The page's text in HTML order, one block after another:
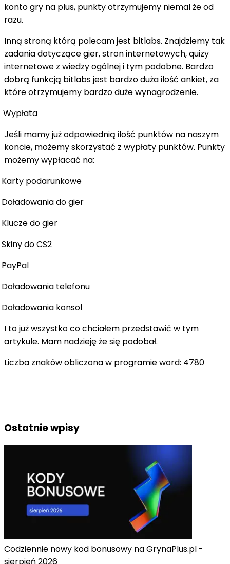
konto gry na plus, punkty otrzymujemy niemal że od
razu.
Inną stroną którą polecam jest bitlabs. Znajdziemy tak
zadania dotyczące gier, stron internetowych, quizy
internetowe z wiedzy ogólnej i tym podobne. Bardzo
dobrą funkcją bitlabs jest bardzo duża ilość ankiet, za
które otrzymujemy bardzo duże wynagrodzenie.
Wypłata
Jeśli mamy już odpowiednią ilość punktów na naszym
koncie, możemy skorzystać z wypłaty punktów. Punkty
możemy wypłacać na:
Karty podarunkowe
Doładowania do gier
Klucze do gier
Skiny do CS2
PayPal
Doładowania telefonu
Doładowania konsol
I to już wszystko co chciałem przedstawić w tym
artykule. Mam nadzieję że się podobał.
Liczba znaków obliczona w programie word: 4780
Ostatnie wpisy
Codziennie nowy kod bonusowy na GrynaPlus.pl -